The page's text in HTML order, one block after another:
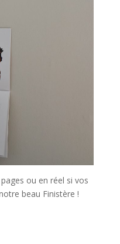
ou en réel si vos
beau Finistère !